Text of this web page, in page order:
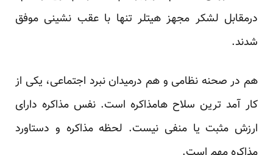
درمقابل لشکر مجهز هیتلر تنها با عقب نشینی موفق
شدند.
هم در صحنه نظامی و هم درمیدان نبرد اجتماعی، یکی از
کار آمد ترین سلاح هامذاکره است. نفس مذاکره دارای
ارزش مثبت یا منفی نیست. لحظه مذاکره و دستاورد